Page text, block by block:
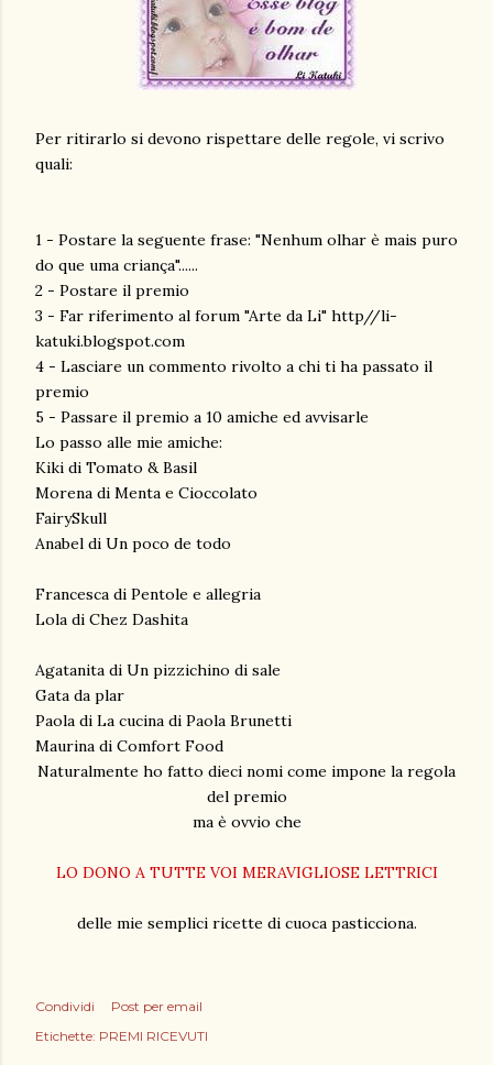
Per ritirarlo si devono rispettare delle regole, vi scrivo
quali:
1 - Postare la seguente frase: "Nenhum olhar è mais puro
do que uma criança"......
2 - Postare il premio
3 - Far riferimento al forum "Arte da Li" http//li-
katuki.blogspot.com
4 - Lasciare un commento rivolto a chi ti ha passato il
premio
5 - Passare il premio a 10 amiche ed avvisarle
Lo passo alle mie amiche:
Kiki di Tomato & Basil
Morena di Menta e Cioccolato
FairySkull
Anabel di Un poco de todo
Francesca di Pentole e allegria
Lola di Chez Dashita
Agatanita di Un pizzichino di sale
Gata da plar
Paola di La cucina di Paola Brunetti
Maurina di Comfort Food
Naturalmente ho fatto dieci nomi come impone la regola
del premio
ma è ovvio che
LO DONO A TUTTE VOI MERAVIGLIOSE LETTRICI
delle mie semplici ricette di cuoca pasticciona.
Condividi
Post per email
Etichette: PREMI RICEVUTI